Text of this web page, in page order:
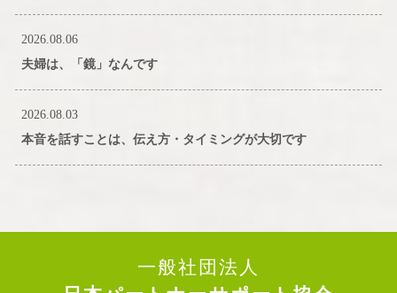
2026.08.06
夫婦は、「鏡」なんです
2026.08.03
本音を話すことは、伝え方・タイミングが大切です
一般社団法人